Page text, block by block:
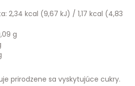
2,34 kcal (9,67 kJ) / 1,17 kcal (4,83
g
prirodzene sa vyskytujúce cukry.